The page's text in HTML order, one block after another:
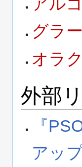
グラ
オラ
外部
『
アッ